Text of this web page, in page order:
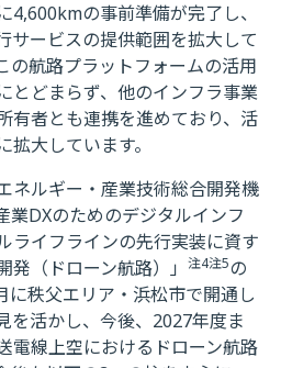
4,600kmの事前準備が完了し、
サービスの提供範囲を拡大して
の航路プラットフォームの活用
とどまらず、他のインフラ事業
有者とも連携を進めており、活
大しています。
ネルギー・産業技術総合開発機
業DXのためのデジタルインフ
ライフラインの先行実装に資す
発（ドローン航路）」 注4注5の
に秩父エリア・浜松市で開通し
を活かし、今後、2027年度ま
電線上空におけるドローン航路